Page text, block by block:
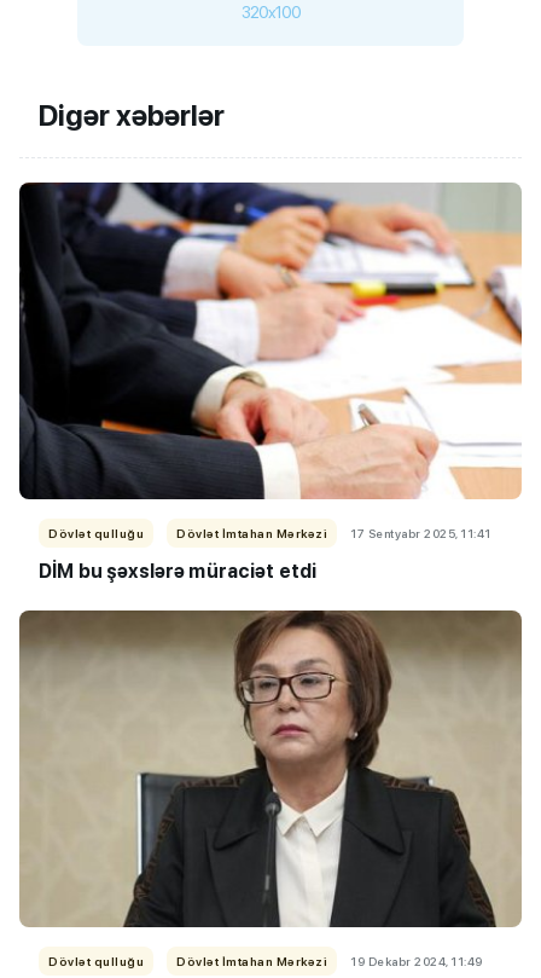
320x100
Digər xəbərlər
Dövlət qulluğu Dövlət İmtahan Mərkəzi 17 Sentyabr 2025, 11:41
DİM bu şəxslərə müraciət etdi
Dövlət qulluğu Dövlət İmtahan Mərkəzi 19 Dekabr 2024, 11:49